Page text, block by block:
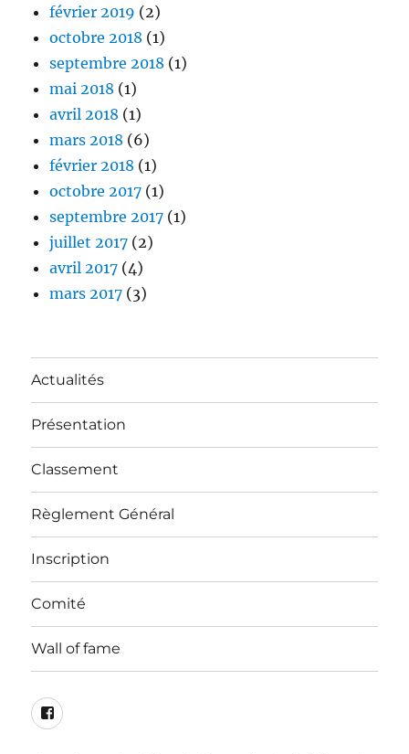
février 2019 (2)
octobre 2018 (1)
septembre 2018 (1)
mai 2018 (1)
avril 2018 (1)
mars 2018 (6)
février 2018 (1)
octobre 2017 (1)
septembre 2017 (1)
juillet 2017 (2)
avril 2017 (4)
mars 2017 (3)
Actualités
Présentation
Classement
Règlement Général
Inscription
Comité
Wall of fame
Facebook